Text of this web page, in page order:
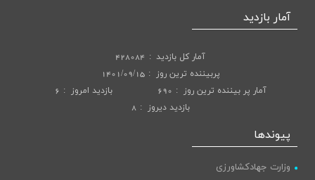
آمار بازدید
آمار کل بازدید
428084
پربیننده ترین روز
1401/09/15
آمار پر بيننده ترين روز
690 بازديد امروز
6
بازديد ديروز
8
پیوندها
وزارت جهادکشاورزی